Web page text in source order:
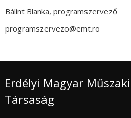
Bálint Blanka, programszervező
programszervezo@emt.ro
Erdélyi Magyar
Társaság